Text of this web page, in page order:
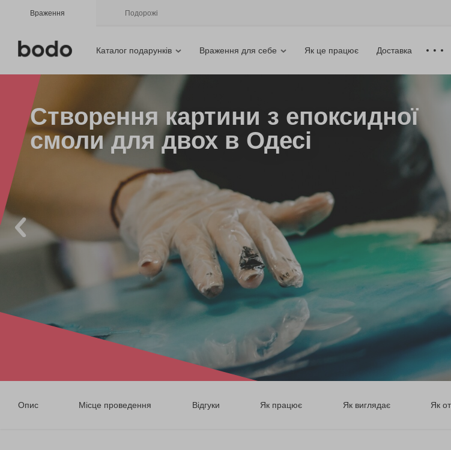
Враження Подорожі
Каталог подарунків Враження для себе Як це працює Доставка
Створення картини з епоксидної
смоли для двох в Одесі
Опис Місце проведення Відгуки Як працює Як виглядає Як